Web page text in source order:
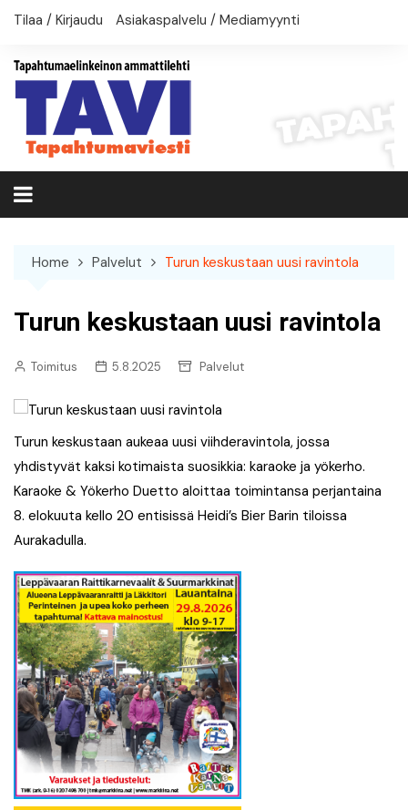
Skip
Tilaa / Kirjaudu Asiakaspalvelu / Mediamyynti
Home Palvelut Turun keskustaan uusi ravintola
Turun keskustaan uusi ravintola
Toimitus 5.8.2025 Palvelut
Turun keskustaan aukeaa uusi viihderavintola, jossa
yhdistyvät kaksi kotimaista suosikkia: karaoke ja yökerho.
Karaoke & Yökerho Duetto aloittaa toimintansa perjantaina
8. elokuuta kello 20 entisissä Heidi’s Bier Barin tiloissa
Aurakadulla.